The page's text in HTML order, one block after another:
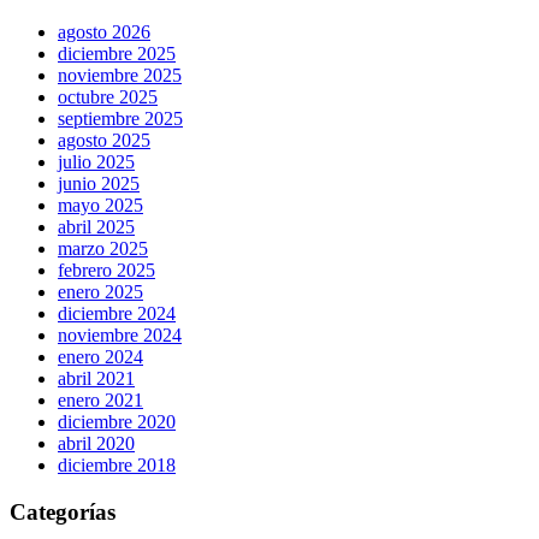
agosto 2026
diciembre 2025
noviembre 2025
octubre 2025
septiembre 2025
agosto 2025
julio 2025
junio 2025
mayo 2025
abril 2025
marzo 2025
febrero 2025
enero 2025
diciembre 2024
noviembre 2024
enero 2024
abril 2021
enero 2021
diciembre 2020
abril 2020
diciembre 2018
Categorías